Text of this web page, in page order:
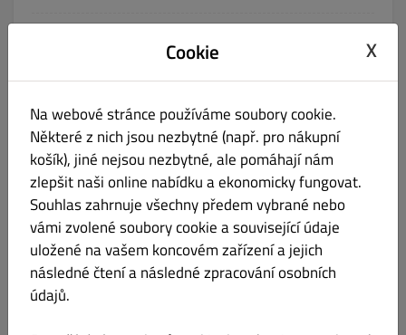
Kč 149.00
Informace o produktu
602. Strips tortila
Lepek Laktóza Vejce Siřičitany
Kč 159.00
tortila, kuřecí stripsy, ledový salát, rajče, okurek, dresink
Informace o produktu
Cookie X
Na webové stránce používáme soubory cookie.
Některé z nich jsou nezbytné (např. pro nákupní
košík), jiné nejsou nezbytné, ale pomáhají nám
zlepšit naši online nabídku a ekonomicky fungovat.
Souhlas zahrnuje všechny předem vybrané nebo
vámi zvolené soubory cookie a související údaje
uložené na vašem koncovém zařízení a jejich
následné čtení a následné zpracování osobních
údajů.